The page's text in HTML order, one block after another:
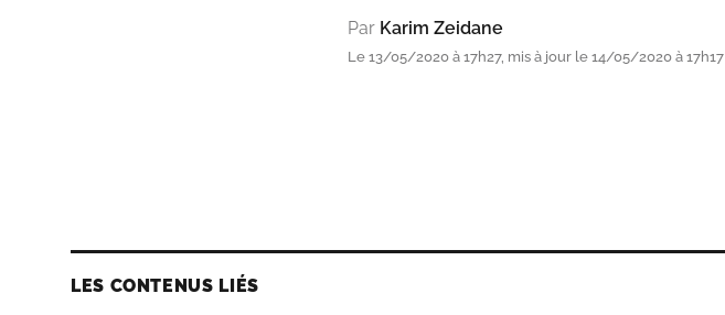
Par Karim Zeidane
Le 13/05/2020 à 17h27, mis à jour le 14/05/2020 à 17h17
LES CONTENUS LIÉS